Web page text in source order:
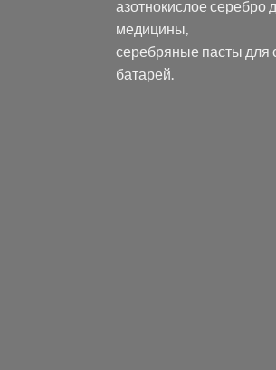
азотнокислое серебро
медицины,
серебряные пасты для
батарей.